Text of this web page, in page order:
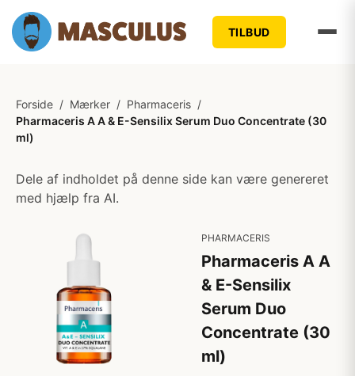
TILBUD
Forside / Mærker / Pharmaceris /
Pharmaceris A A & E-Sensilix Serum Duo Concentrate (30
ml)
Dele af indholdet på denne side kan være genereret
med hjælp fra AI.
PHARMACERIS
Pharmaceris A A
& E-Sensilix
Serum Duo
Concentrate (30
ml)